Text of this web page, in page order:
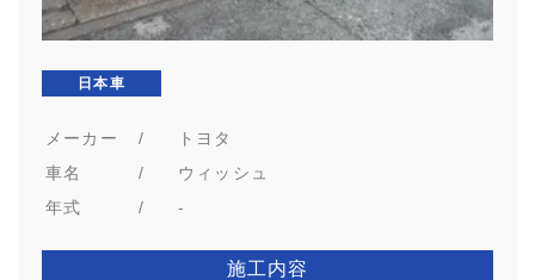
日本車
メーカー /
トヨタ
車名
/
ウィッシュ
年式
/ -
施工内容